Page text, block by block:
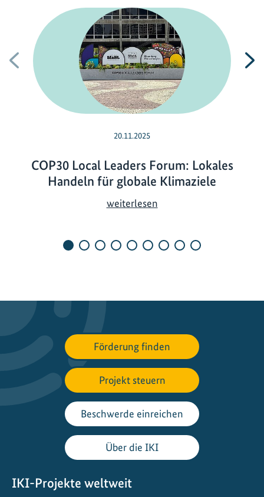
Vorherige
20.11.2025
COP30 Local Leaders Forum: Lokales
Handeln für globale Klimaziele
weiterlesenC
3
l
L
e
a
d
e
r
s
F
Förderung finden
Projekt steuern
Beschwerde einreichen
Über die IKI
IKI-Projekte weltweit